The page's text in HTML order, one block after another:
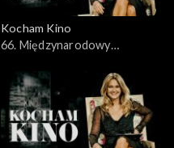
Kocham Kino
66. Międzynarodowy
13.09.2009